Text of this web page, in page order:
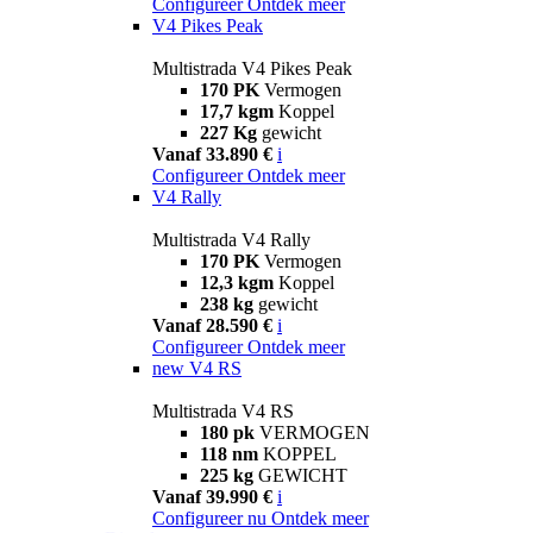
V4 Pikes Peak
Multistrada V4 Pikes Peak
170 PK Vermogen
17,7 kgm Koppel
227 Kg gewicht
Vanaf 33.890 € i
Configureer Ontdek meer
V4 Rally
Multistrada V4 Rally
170 PK Vermogen
12,3 kgm Koppel
238 kg gewicht
Vanaf 28.590 € i
Configureer Ontdek meer
new V4 RS
Multistrada V4 RS
180 pk VERMOGEN
118 nm KOPPEL
225 kg GEWICHT
Vanaf 39.990 € i
Configureer nu Ontdek meer